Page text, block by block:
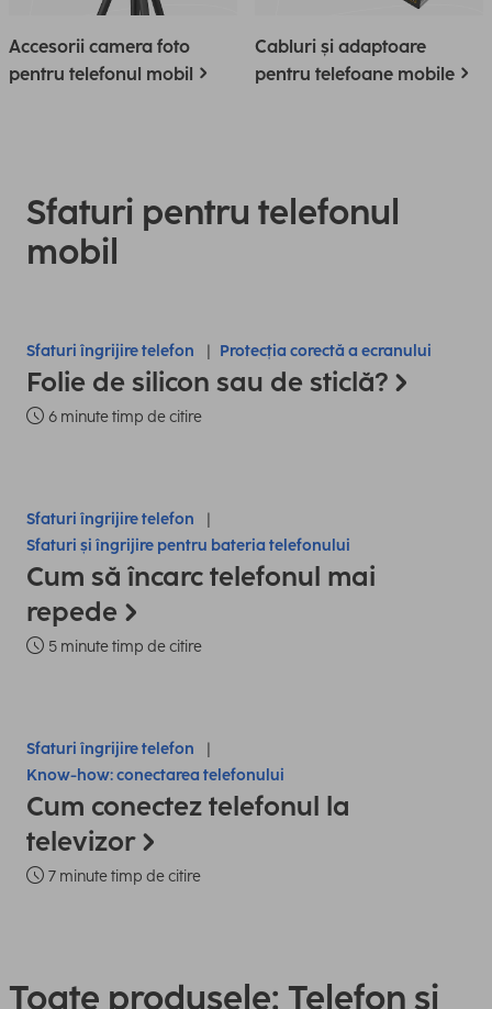
Accesorii camera foto
pentru telefonul mobil
Cabluri și adaptoare
pentru telefoane mobile
Sfaturi pentru telefonul
mobil
Sfaturi îngrijire telefon Protecția corectă a ecranului
Folie de silicon sau de sticlă?
6 minute timp de citire
Sfaturi îngrijire telefon
Sfaturi și îngrijire pentru bateria telefonului
Cum să încarc telefonul mai
repede
5 minute timp de citire
Sfaturi îngrijire telefon
Know-how: conectarea telefonului
Cum conectez telefonul la
televizor
7 minute timp de citire
Toate produsele: Telefon și